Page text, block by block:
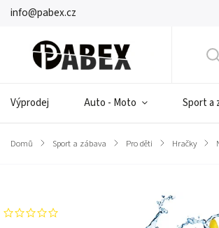
info@pabex.cz
Výprodej Auto - Moto Sport a
Domů / Sport a zábava / Pro děti / Hračky /